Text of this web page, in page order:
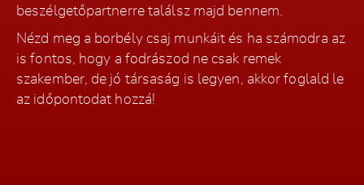
beszélgetőpartnerre találsz majd bennem.
Nézd meg a borbély csaj munkáit és ha számodra az
is fontos, hogy a fodrászod ne csak remek
szakember, de jó társaság is legyen, akkor foglald le
az időpontodat hozzá!